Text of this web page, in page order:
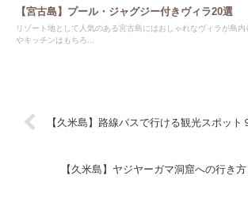
【宮古島】プール・ジャグジー付きヴィラ20選
リゾート地として人気のある宮古島にはおしゃれなヴィラが島
やキッチンはもちろ...
【久米島】路線バスで行ける観光スポット
【久米島】ヤジヤーガマ洞窟への行き